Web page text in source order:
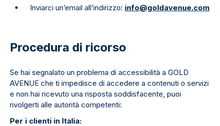
Inviarci un’email all’indirizzo: info@goldavenue.com
Procedura di ricorso
Se hai segnalato un problema di accessibilità a GOLD
AVENUE che ti impedisce di accedere a contenuti o servizi
e non hai ricevuto una risposta soddisfacente, puoi
rivolgerti alle autorità competenti:
Per i clienti in Italia: